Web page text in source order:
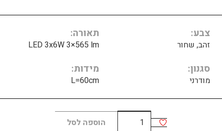
צבע
זהב, שחור
תאורה
LED 3x6W 3×565 lm
סגנון
מודרני
מידות
L=60cm
כמות
הוספה לסל